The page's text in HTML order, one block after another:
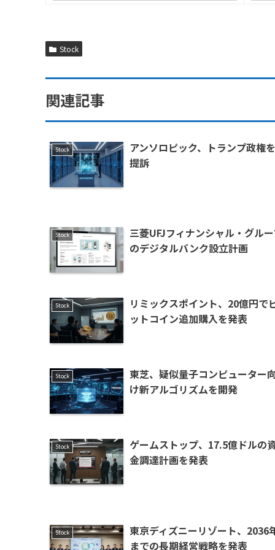
Stock
関連記事
Stock
アンソロピック、トランプ政権を
提訴
Stock
三菱UFJフィナンシャル・グル
のデジタルバンク設立計画
Stock
リミックスポイント、20億円で
ットコイン追加購入を発表
Stock
東芝、疑似量子コンピューター
け新アルゴリズムを開発
Stock
ゲームストップ、17.5億ドルの
金調達計画を発表
Stock
東京ディズニーリゾート、2036
までの長期経営戦略を発表